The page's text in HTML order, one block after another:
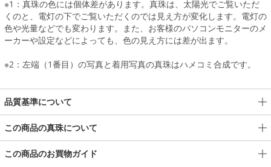
※1：真珠の色には個体差があります。真珠は、太陽光でご覧いただ
くのと、電灯の下でご覧いただくのでは見え方が変化します。電灯の
色や光量などでも変わります。また、お客様のパソコンモニターのメ
ーカーや設定などによっても、色の見え方には差が出ます。
※2：左端（1番目）の写真と着用写真の真珠はハメコミ合成です。
品質基準について
この商品の真珠について
この商品のお買物ガイド